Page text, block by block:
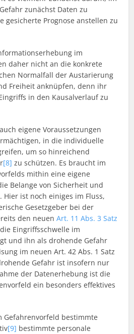
zunächst Daten zu
gesicherte Prognose anstellen zu
im
daher nicht an die konkrete
Normalfall der Austarierung
Freiheit anknüpfen, denn ihr
in den Kausalverlauf zu
eigene Voraussetzungen
in die individuelle
um so hinreichend
[8] zu schützen. Es braucht im
mithin eine eigene
Belange von Sicherheit und
ist noch einiges im Fluss,
Gesetzgeber bei der
den neuenArt. 11 Abs. 3 Satz
Eingriffsschwelle im
und ihn als drohende Gefahr
im neuen Art. 42 Abs. 1 Satz
Gefahr ist insofern nur
der Datenerhebung ist die
ein besonders effektives
Gefahrenvorfeld bestimmte
[9] bestimmte personale